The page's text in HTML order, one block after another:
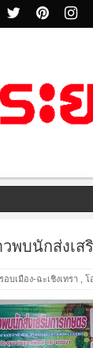
พบนักส่งเส
อบเมือง-ฉะเชิงเทรา โ